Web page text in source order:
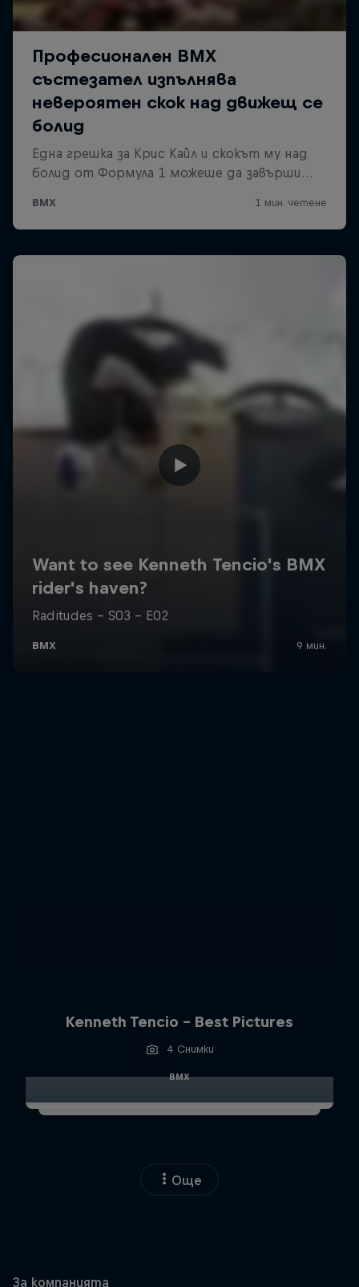
Kenneth Tencio - Best Pictures
4 Снимки
BMX
Още